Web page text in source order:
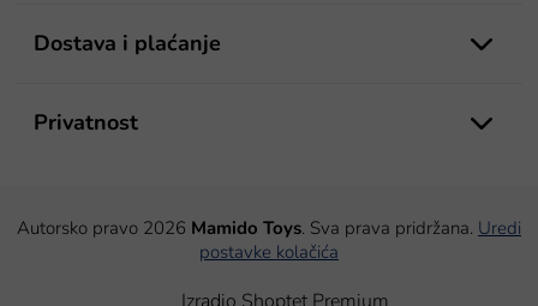
Dostava i plaćanje
Privatnost
Autorsko pravo 2026 Mamido Toys. Sva prava pridržana. Uredi
postavke kolačića